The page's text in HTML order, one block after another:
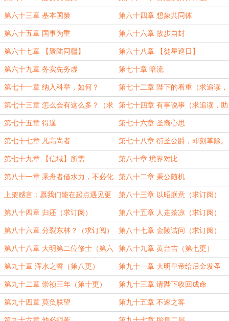
第六十三章 基本国策 第六十四章 想象共同体
第六十五章 国事为重 第六十六章 故步自封
第六十七章 【聚陆同疆】 第六十八章 【徙星巡日】
第六十九章 务实先务虚 第七十章 暗流
第七十一章 纳入科举，如何？ 第七十二章 陛下的看重（求追读，
助力三江）
第七十三章 怎么会有这么多？（求
追读，助力三江）
第七十四章 有事说事（求追读，助
力三江）
第七十五章 得逞 第七十六章 圣裔心思
第七十七章 凡高尚者 第七十八章 衍圣公爵，即刻革除。
第七十九章 【信域】所需 第八十章 境界对比
第八十一章 乘舟者借水力，不必化
身江河。
第八十二章 秉公随机
上架感言：愿我们能在起点遇见更
多好故事，愿本书也是其中之一。
第八十三章 以昭朕意（求订阅）
第八十四章 归还（求订阅） 第八十五章 人走茶凉（求订阅）
第八十六章 分裂东林？（求订阅） 第八十七章 金陵诘问（求订阅）
第八十八章 大明第二位修士（第六
更）
第八十九章 黄台吉（第七更）
第九十章 浑水之誓（第八更） 第九十一章 大明皇帝给后金发圣
旨？（第九更）
第九十二章 崇祯三年（第十更） 第九十三章 请陛下收回成命
第九十四章 莫负朕望 第九十五章 不速之客